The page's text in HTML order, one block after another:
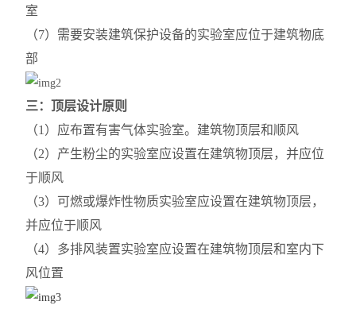
室
（7）需要安装建筑保护设备的实验室应位于建筑物底
部
三：顶层设计原则
（1）应布置有害气体实验室。建筑物顶层和顺风
（2）产生粉尘的实验室应设置在建筑物顶层，并应位
于顺风
（3）可燃或爆炸性物质实验室应设置在建筑物顶层，
并应位于顺风
（4）多排风装置实验室应设置在建筑物顶层和室内下
风位置